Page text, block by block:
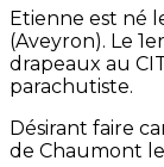
Etienne est né
(Aveyron). Le
drapeaux au
parachutiste.
Désirant faire
de Chaumont le